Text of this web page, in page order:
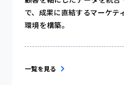
で、成果に直結するマーケテ
環境を構築。
一覧を見る